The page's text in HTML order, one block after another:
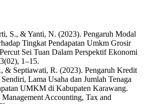
S., & Yanti, N. (2023). Pengaruh Modal
Tingkat Pendapatan Umkm Grosir
Sei Tuan Dalam Perspektif Ekonomi
1–15.
& Septiawati, R. (2023). Pengaruh Kredit
Lama Usaha dan Jumlah Tenaga
UMKM di Kabupaten Karawang.
Accounting, Tax and